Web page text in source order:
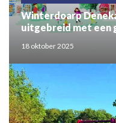
Winterdoarp
uitgebreid met een
18 oktober 2025